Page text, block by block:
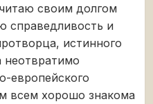
своим долгом
справедливость и
истинного
неотвратимо
европейского
всем хорошо знакома